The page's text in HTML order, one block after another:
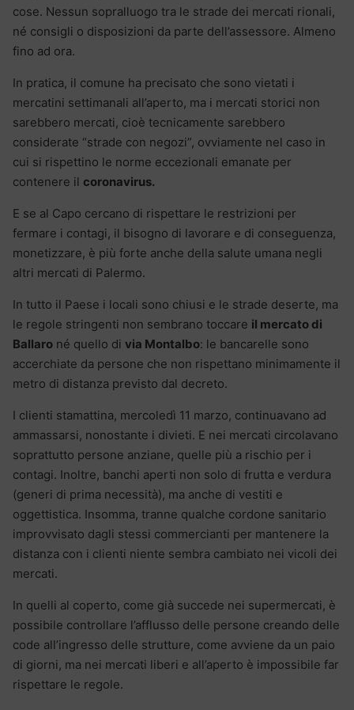
cose. Nessun sopralluogo tra le strade dei mercati rionali,
né consigli o disposizioni da parte dell’assessore. Almeno
fino ad ora.
In pratica, il comune ha precisato che sono vietati i
mercatini settimanali all’aperto, ma i mercati storici non
sarebbero mercati, cioè tecnicamente sarebbero
considerate “strade con negozi”, ovviamente nel caso in
cui si rispettino le norme eccezionali emanate per
contenere il coronavirus.
E se al Capo cercano di rispettare le restrizioni per
fermare i contagi, il bisogno di lavorare e di conseguenza,
monetizzare, è più forte anche della salute umana negli
altri mercati di Palermo.
In tutto il Paese i locali sono chiusi e le strade deserte, ma
le regole stringenti non sembrano toccare il mercato di
Ballaro né quello di via Montalbo: le bancarelle sono
accerchiate da persone che non rispettano minimamente il
metro di distanza previsto dal decreto.
I clienti stamattina, mercoledì 11 marzo, continuavano ad
ammassarsi, nonostante i divieti. E nei mercati circolavano
soprattutto persone anziane, quelle più a rischio per i
contagi. Inoltre, banchi aperti non solo di frutta e verdura
(generi di prima necessità), ma anche di vestiti e
oggettistica. Insomma, tranne qualche cordone sanitario
improvvisato dagli stessi commercianti per mantenere la
distanza con i clienti niente sembra cambiato nei vicoli dei
mercati.
In quelli al coperto, come già succede nei supermercati, è
possibile controllare l’afflusso delle persone creando delle
code all’ingresso delle strutture, come avviene da un paio
di giorni, ma nei mercati liberi e all’aperto è impossibile far
rispettare le regole.